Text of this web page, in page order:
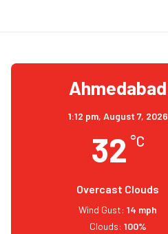
Ahmedabad
1:12 pm, August 7, 2026
32 °C
Overcast Clouds
Wind Gust: 14 mph
Clouds: 100%